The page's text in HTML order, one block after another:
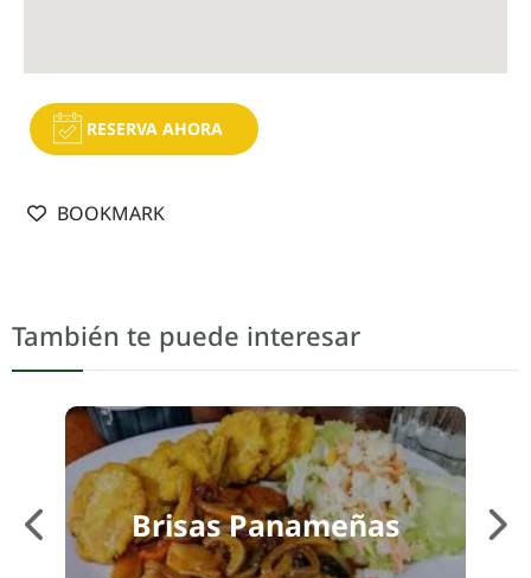
RESERVA AHORA
BOOKMARK
También te puede interesar
Brisas Panameñas